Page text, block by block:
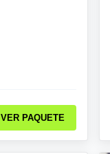
VER PAQUETE